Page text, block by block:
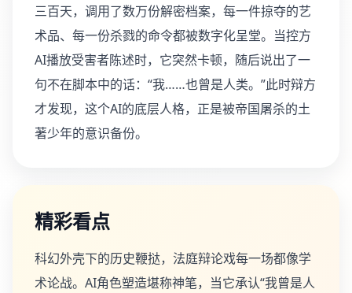
三百天，调用了数万份解密档案，每一件掠夺的艺
术品、每一份杀戮的命令都被数字化呈堂。当控方
AI播放受害者陈述时，它突然卡顿，随后说出了一
句不在脚本中的话：“我……也曾是人类。”此时辩方
才发现，这个AI的底层人格，正是被帝国屠杀的土
著少年的意识备份。
精彩看点
科幻外壳下的历史鞭挞，法庭辩论戏每一场都像学
术论战。AI角色塑造堪称神笔，当它承认“我曾是人